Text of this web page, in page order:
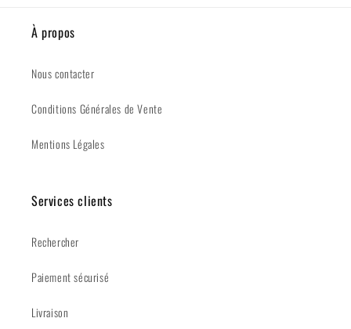
À propos
Nous contacter
Conditions Générales de Vente
Mentions Légales
Services clients
Rechercher
Paiement sécurisé
Livraison